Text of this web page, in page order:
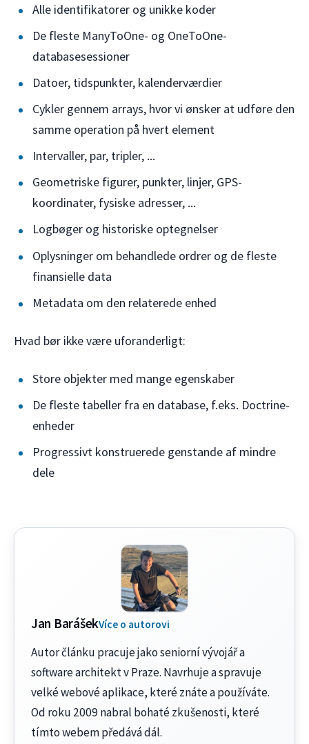
Alle identifikatorer og unikke koder
De fleste ManyToOne- og OneToOne-
databasesessioner
Datoer, tidspunkter, kalenderværdier
Cykler gennem arrays, hvor vi ønsker at udføre den
samme operation på hvert element
Intervaller, par, tripler, ...
Geometriske figurer, punkter, linjer, GPS-
koordinater, fysiske adresser, ...
Logbøger og historiske optegnelser
Oplysninger om behandlede ordrer og de fleste
finansielle data
Metadata om den relaterede enhed
Hvad bør ikke være uforanderligt:
Store objekter med mange egenskaber
De fleste tabeller fra en database, f.eks. Doctrine-
enheder
Progressivt konstruerede genstande af mindre
dele
Jan BarášekVíce o autorovi
Autor článku pracuje jako seniorní vývojář a
software architekt v Praze. Navrhuje a spravuje
velké webové aplikace, které znáte a používáte.
Od roku 2009 nabral bohaté zkušenosti, které
tímto webem předává dál.